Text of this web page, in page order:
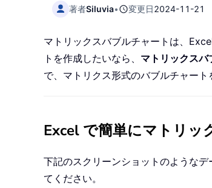
著者Siluvia• 変更日2024-11-21
マトリックスバブルチャートは、
トを作成したいなら、 マトリックスバ
で、マトリクス形式のバブルチャート
Excel で簡単にマトリッ
下記のスクリーンショットのような
てください。